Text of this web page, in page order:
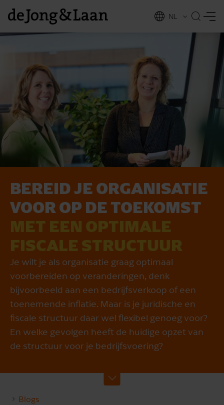
NL
BEREID JE ORGANISATIE
VOOR OP DE TOEKOMST
MET EEN OPTIMALE
FISCALE STRUCTUUR
Je wilt je als organisatie graag optimaal
voorbereiden op veranderingen, denk
bijvoorbeeld aan een bedrijfsverkoop of een
toenemende inflatie. Maar is je juridische en
fiscale structuur daar wel flexibel genoeg voor?
En welke gevolgen heeft de huidige opzet van
de structuur voor je bedrijfsvoering?
Blogs